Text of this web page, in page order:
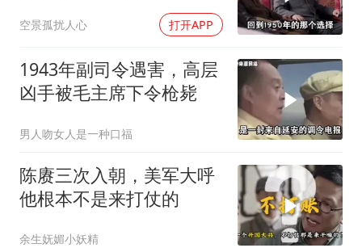
空景孤扰人心 打开APP
1943年副司令遇害，高层
凶手被毛主席下令枪毙
男人吻女人是一种口福
陈赓三次入朝，美军大呼
他根本不是来打仗的
余生妩媚小妖精